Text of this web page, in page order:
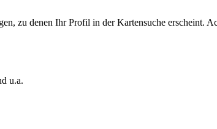
zu denen Ihr Profil in der Kartensuche erscheint.
u.a.